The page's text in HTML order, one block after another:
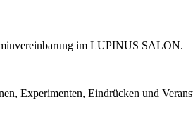
im LUPINUS SALON.
Experimenten, Eindrücken und